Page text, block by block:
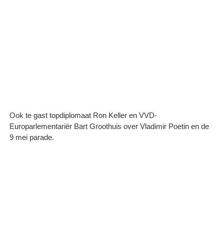
Ook te gast topdiplomaat Ron Keller en VVD-
Europarlementariër Bart Groothuis over Vladimir Poetin en de
9 mei parade.